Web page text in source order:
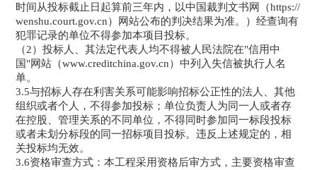
时间从投标截止日起算前三年内，以中国裁判文书网（https://
wenshu.court.gov.cn）网站公布的判决结果为准。）经查询有
犯罪记录的单位不得参加本项目投标。
（2）投标人、其法定代表人均不得被人民法院在"信用中
国"网站（www.creditchina.gov.cn）中列入失信被执行人名
单。
3.5与招标人存在利害关系可能影响招标公正性的法人、其他
组织或者个人，不得参加投标；单位负责人为同一人或者存
在控股、管理关系的不同单位，不得同时参加同一标段投标
或者未划分标段的同一招标项目投标。违反上述规定的，相
关投标均无效。
3.6资格审查方式：本工程采用资格后审方式，主要资格审查